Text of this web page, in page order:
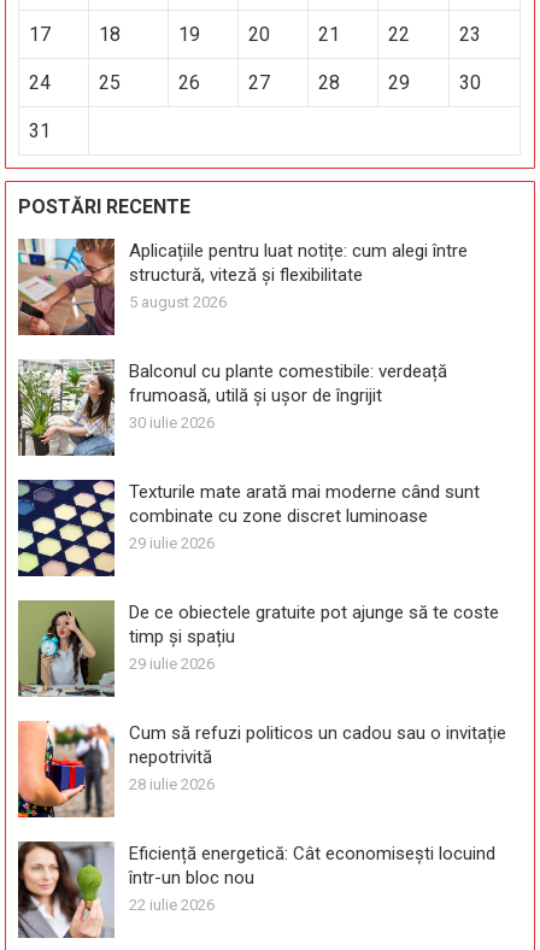
17 18 19 20 21 22 23
24 25 26 27 28 29 30
31
POSTĂRI RECENTE
Aplicațiile pentru luat notițe: cum alegi între
structură, viteză și flexibilitate
5 august 2026
Balconul cu plante comestibile: verdeață
frumoasă, utilă și ușor de îngrijit
30 iulie 2026
Texturile mate arată mai moderne când sunt
combinate cu zone discret luminoase
29 iulie 2026
De ce obiectele gratuite pot ajunge să te coste
timp și spațiu
29 iulie 2026
Cum să refuzi politicos un cadou sau o invitație
nepotrivită
28 iulie 2026
Eficiență energetică: Cât economisești locuind
într-un bloc nou
22 iulie 2026